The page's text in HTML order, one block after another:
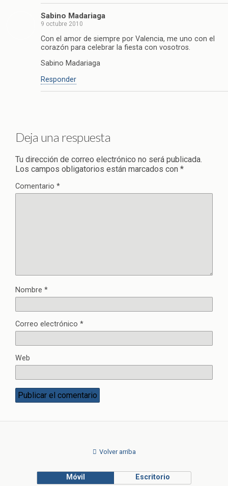
Sabino Madariaga
9 octubre 2010
Con el amor de siempre por Valencia, me uno con el
corazón para celebrar la fiesta con vosotros.
Sabino Madariaga
Responder
Deja una respuesta
Tu dirección de correo electrónico no será publicada.
Los campos obligatorios están marcados con *
Comentario *
Nombre *
Correo electrónico *
Web
Volver arriba
Móvil Escritorio